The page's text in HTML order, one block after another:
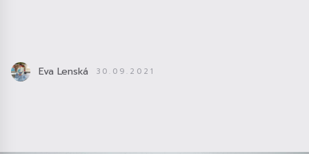
Eva Lenská 30.09.2021